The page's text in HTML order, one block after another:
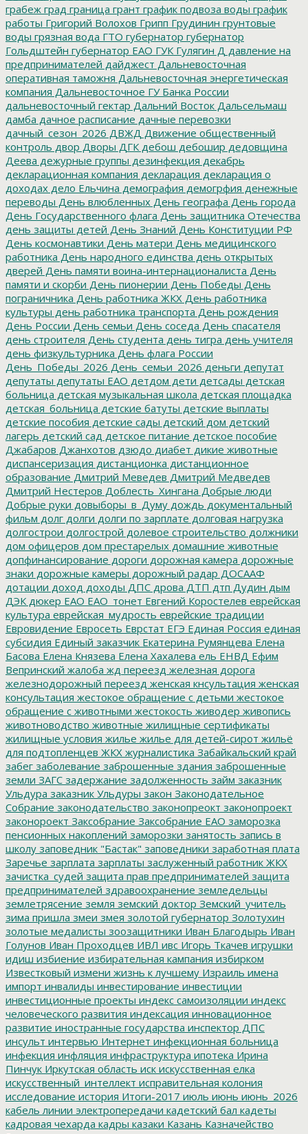
грабеж град граница грант график подвоза воды график
работы Григорий Волохов Грипп Грудинин грунтовые
воды грязная вода ГТО губернатор губернатор
Гольдштейн губернатор ЕАО ГУК Гулягин Д давление на
предпринимателей дайджест Дальневосточная
оперативная таможня Дальневосточная энергетическая
компания Дальневосточное ГУ Банка России
дальневосточный гектар Дальний Восток Дальсельмаш
дамба дачное расписание дачные перевозки
дачный_сезон_2026 ДВЖД Движение общественный
контроль двор Дворы ДГК дебош дебошир дедовщина
Деева дежурные группы дезинфекция декабрь
декларационная компания декларация декларация о
доходах дело Ельчина демография демогрфия денежные
переводы День влюбленных День географа День города
День Государственного флага День защитника Отечества
день защиты детей День Знаний День Конституции РФ
День космонавтики День матери День медицинского
работника День народного единства день открытых
дверей День памяти воина-интернационалиста День
памяти и скорби День пионерии День Победы День
пограничника День работника ЖКХ День работника
культуры день работника транспорта День рождения
День России День семьи День соседа День спасателя
день строителя День студента день тигра день учителя
день физкультурника День флага России
День_Победы_2026 День_семьи_2026 деньги депутат
депутаты депутаты ЕАО детдом дети детсады детская
больница детская музыкальная школа детская площадка
детская_больница детские батуты детские выплаты
детские пособия детские сады детский дом детский
лагерь детский сад детское питание детское пособие
Джабаров Джанхотов дзюдо диабет дикие животные
диспансеризация дистанционка дистанционное
образование Дмитрий Меведев Дмитрий Медведев
Дмитрий Нестеров Доблесть_Хингана Добрые люди
Добрые руки довыборы_в_Думу дождь документальный
фильм долг долги долги по зарплате долговая нагрузка
долгострои долгострой долевое строительство должники
дом офицеров дом престарелых домашние животные
допфинансирование дороги дорожная камера дорожные
знаки дорожные камеры дорожный радар ДОСААФ
дотации доход доходы ДПС дрова ДТП дтп Дудин дым
ДЭК дюкер ЕАО ЕАО_тонет Евгений Коростелев еврейская
культура еврейская_мудрость еврейские традиции
Евровидение Евросеть Еврстат ЕГЭ Единая Россия единая
субсидия Единый заказчик Екатерина Румянцева Елена
Басова Елена Князева Елена Хахалева ель ЕНВД Ефим
Вепринский жалоба жд переезд железная дорога
железнодорожный переезд женская кнсультация женская
консультация жестокое обращение с детьми жестокое
обращение с животными жестокость живодер живопись
животноводство животные жилищные сертификаты
жилищные условия жилье жилье для детей-сирот жильё
для подтопленцев ЖКХ журналистика Забайкальский край
забег заболевание заброшенные здания заброшенные
земли ЗАГС задержание задолженность займ заказник
Ульдура заказник Ульдуры закон Законодательное
Собрание законодательство законопреокт законопроект
законороект Заксобрание Заксобрание ЕАО заморозка
пенсионных накоплений заморозки занятость запись в
школу заповедник "Бастак" заповедники заработная плата
Заречье зарплата зарплаты заслуженный работник ЖКХ
зачистка_судей защита прав предпринимателей защита
предпринимателей здравоохранение земледельцы
землетрясение земля земский доктор Земский_учитель
зима пришла змеи змея золотой губернатор Золотухин
золотые медалисты зоозащитники Иван Благодырь Иван
Голунов Иван Проходцев ИВЛ ивс Игорь Ткачев игрушки
идиш избиение избирательная кампания избирком
Известковый измени жизнь к лучшему Израиль имена
импорт инвалиды инвестирование инвестиции
инвестиционные проекты индекс самоизоляции индекс
человеческого развития индексация инновационное
развитие иностранные государства инспектор ДПС
инсульт интервью Интернет инфекционная больница
инфекция инфляция инфраструктура ипотека Ирина
Пинчук Иркутская область иск искусственная елка
искусственный_интеллект исправительная колония
исследование история Итоги-2017 июль июнь июнь_2026
кабель линии электропередачи кадетский бал кадеты
кадровая чехарда кадры казаки Казань Казначейство